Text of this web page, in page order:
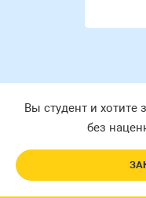
Вы студент и хотите
без